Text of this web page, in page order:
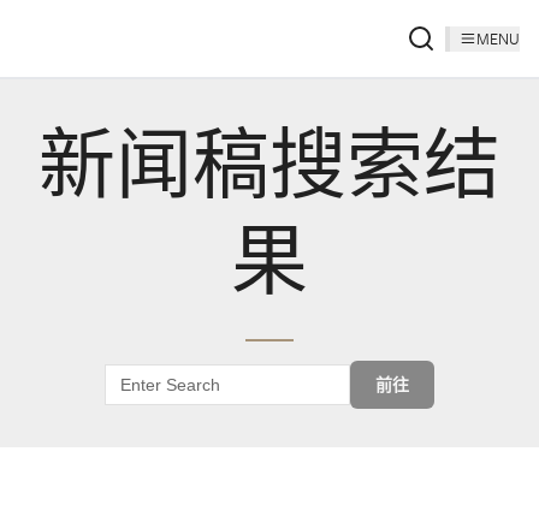
MENU
新闻稿搜索结
果
前往